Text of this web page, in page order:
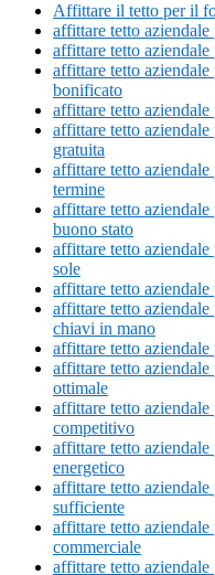
Affittare il tetto per il
affittare tetto
affittare tetto
affittare tetto
bonificato
affittare tetto
affittare tetto
gratuita
affittare tetto
termine
affittare tetto
buono stato
affittare tetto
sole
affittare tetto
affittare tetto
chiavi in mano
affittare tetto
affittare tetto
ottimale
affittare tetto
competitivo
affittare tetto
energetico
affittare tetto
sufficiente
affittare tetto
commerciale
affittare tetto